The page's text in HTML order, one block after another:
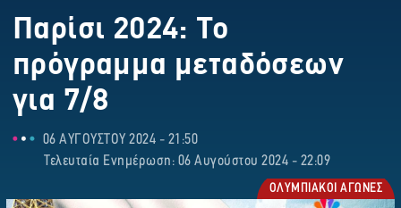
Παρίσι 2024: Το
πρόγραμμα μεταδόσεων
για 7/8
06 ΑΥΓΟΥΣΤΟΥ 2024 - 21:50
Τελευταία Ενημέρωση: 06 Αυγούστου 2024 - 22:09
ΟΛΥΜΠΙΑΚΟΙ ΑΓΩΝΕΣ